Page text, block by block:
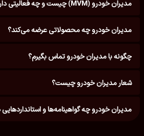
مدیران خودرو (MVM) چیست و چه فعالیتی دارد؟
مدیران خودرو چه محصولاتی عرضه می‌کند؟
چگونه با مدیران خودرو تماس بگیرم؟
شعار مدیران خودرو چیست؟
مدیران خودرو چه گواهینامه‌ها و استانداردهایی